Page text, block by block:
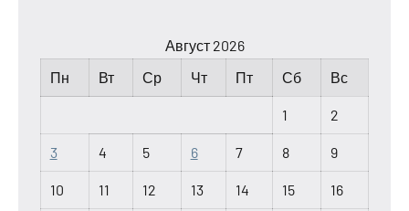
Август 2026
Пн
Вт Ср Чт Пт Сб Вс
1 2
3 4 5 6 7 8 9
10 11 12 13 14 15 16